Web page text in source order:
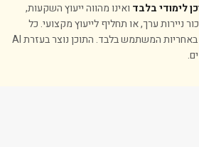
לימודי בלבד ואינו מהווה ייעוץ השקעות,
ניירות ערך, או תחליף לייעוץ מקצועי. כל
החלטת השקעה היא באחריות המשתמש בלבד. התוכן נוצר בעזרת AI